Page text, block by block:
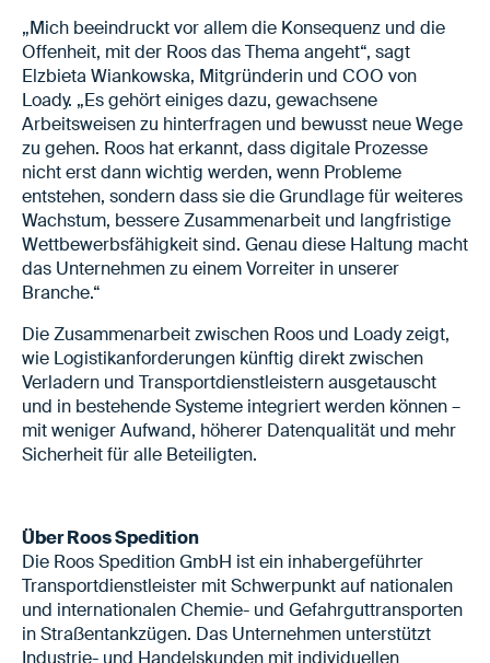
„Mich beeindruckt vor allem die Konsequenz und die
Offenheit, mit der Roos das Thema angeht“, sagt
Elzbieta Wiankowska, Mitgründerin und COO von
Loady. „Es gehört einiges dazu, gewachsene
Arbeitsweisen zu hinterfragen und bewusst neue Wege
zu gehen. Roos hat erkannt, dass digitale Prozesse
nicht erst dann wichtig werden, wenn Probleme
entstehen, sondern dass sie die Grundlage für weiteres
Wachstum, bessere Zusammenarbeit und langfristige
Wettbewerbsfähigkeit sind. Genau diese Haltung macht
das Unternehmen zu einem Vorreiter in unserer
Branche.“
Die Zusammenarbeit zwischen Roos und Loady zeigt,
wie Logistikanforderungen künftig direkt zwischen
Verladern und Transportdienstleistern ausgetauscht
und in bestehende Systeme integriert werden können –
mit weniger Aufwand, höherer Datenqualität und mehr
Sicherheit für alle Beteiligten.
Über Roos Spedition
Die Roos Spedition GmbH ist ein inhabergeführter
Transportdienstleister mit Schwerpunkt auf nationalen
und internationalen Chemie- und Gefahrguttransporten
in Straßentankzügen. Das Unternehmen unterstützt
Industrie- und Handelskunden mit individuellen